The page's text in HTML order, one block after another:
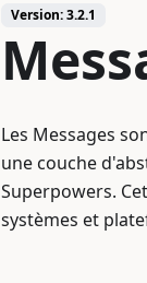
Version: 3.2.1
Les Messages
une couche
Superpowers.
systèmes et